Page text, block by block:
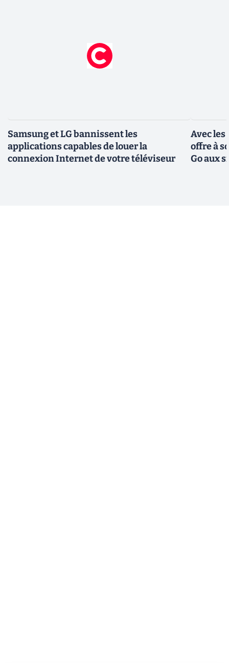
Samsung et LG bannissent les
applications capables de louer la
connexion Internet de votre téléviseur
Avec
offre à
Go aux